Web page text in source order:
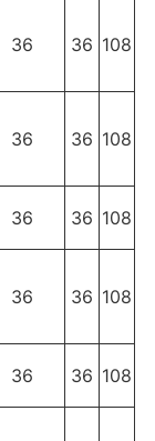
36 36 108
36 36 108
36 36 108
36 36 108
36 36 108